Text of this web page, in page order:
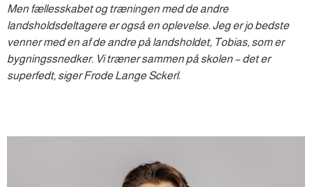
Men fællesskabet og træningen med de andre
landsholdsdeltagere er også en oplevelse. Jeg er jo bedste
venner med en af de andre på landsholdet, Tobias, som er
bygningssnedker. Vi træner sammen på skolen – det er
superfedt, siger Frode Lange Sckerl.